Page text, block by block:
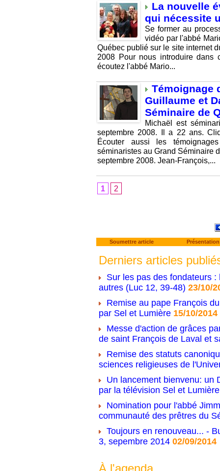
La nouvelle
qui nécessite
Se former au
vidéo par l'abbé
Québec publié sur le site internet
2008 Pour nous introduire dans
écoutez l'abbé Mario...
Témoignage
Guillaume et
Séminaire de
Michaël est
septembre 2008. Il a 22 ans.
Écouter aussi les
séminaristes au Grand Séminaire
septembre 2008. Jean-François,...
1 2
Soumettre article Présentation
Derniers articles
Sur les pas des fondateurs :
autres (Luc 12, 39-48) 23/10/
Remise au pape François
par Sel et Lumière 15/10/2014
Messe d'action de grâces
de saint François de Laval et
Remise des statuts
sciences religieuses de
Un lancement bienvenu: un
par la télévision Sel et Lumière
Nomination pour l'abbé
communauté des prêtres du
Toujours en renouveau... -
3, sepembre 2014 02/09/2014
À l'agenda